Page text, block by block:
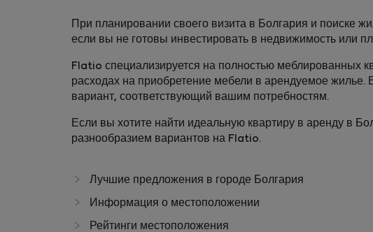
При планировании своего визита в Болгария и поиске
если вы не готовы инвестировать в недвижимость или
Flatio специализируется на полностью меблированных
расходах на приобретение мебели в арендуемое
вариант, соответствующий вашим потребностям.
Если вы хотите найти идеальную квартиру в аренду в
разнообразием вариантов на Flatio.
Лучшие предложения в городе Болгария
Информация о местоположении
Рейтинги местоположения